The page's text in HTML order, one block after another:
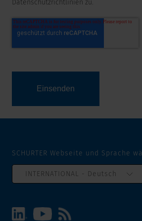
Datenschutzrichtlinien zu.
SCHURTER Webseite und Sprache
INTERNATIONAL - Deutsch